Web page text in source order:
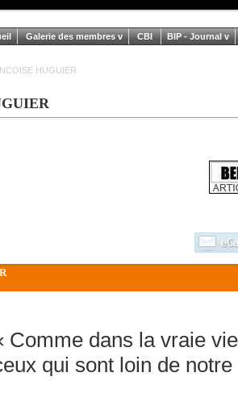
Galerie des membres CBI BIP - Journal
HUGUIER
Comme dans la vraie
qui sont loin de